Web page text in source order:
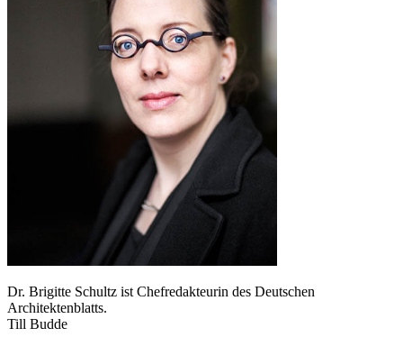
Dr. Brigitte Schultz ist Chefredakteurin des Deutschen
Architektenblatts.
Till Budde